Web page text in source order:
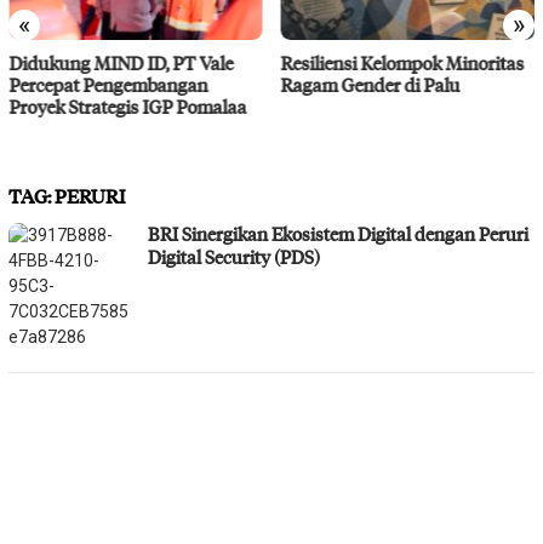
« »
Resiliensi Kelompok Minoritas
Ragam Gender di Palu
IMIP Perkuat Kapasitas
Bahodopi Hadapi Potensi
TAG:PERURI
BRI Sinergikan Ekosistem Digital dengan Peruri
Digital Security (PDS)